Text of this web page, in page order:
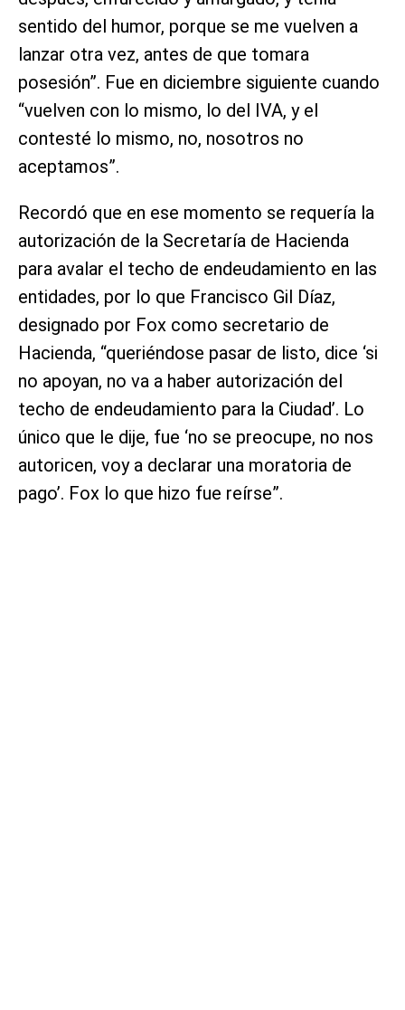
sentido del humor, porque se me vuelven a
lanzar otra vez, antes de que tomara
posesión”. Fue en diciembre siguiente cuando
“vuelven con lo mismo, lo del IVA, y el
contesté lo mismo, no, nosotros no
aceptamos”.
Recordó que en ese momento se requería la
autorización de la Secretaría de Hacienda
para avalar el techo de endeudamiento en las
entidades, por lo que Francisco Gil Díaz,
designado por Fox como secretario de
Hacienda, “queriéndose pasar de listo, dice ‘si
no apoyan, no va a haber autorización del
techo de endeudamiento para la Ciudad’. Lo
único que le dije, fue ‘no se preocupe, no nos
autoricen, voy a declarar una moratoria de
pago’. Fox lo que hizo fue reírse”.